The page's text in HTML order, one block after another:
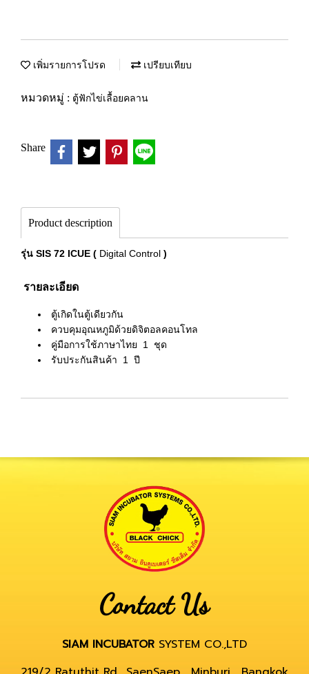
เพิ่มรายการโปรด เปรียบเทียบ
หมวดหมู่ : ตู้ฟักไข่เลื้อยคลาน
Share
Product description
รุ่น SIS 72 ICUE ( Digital Control )
รายละเอียด
ตู้เกิดในตู้เดียวกัน
ควบคุมอุณหภูมิด้วยดิจิตอลคอนโทล
คู่มือการใช้ภาษาไทย 1 ชุด
รับประกันสินค้า 1 ปี
Contact Us
SIAM INCUBATOR SYSTEM CO.,LTD